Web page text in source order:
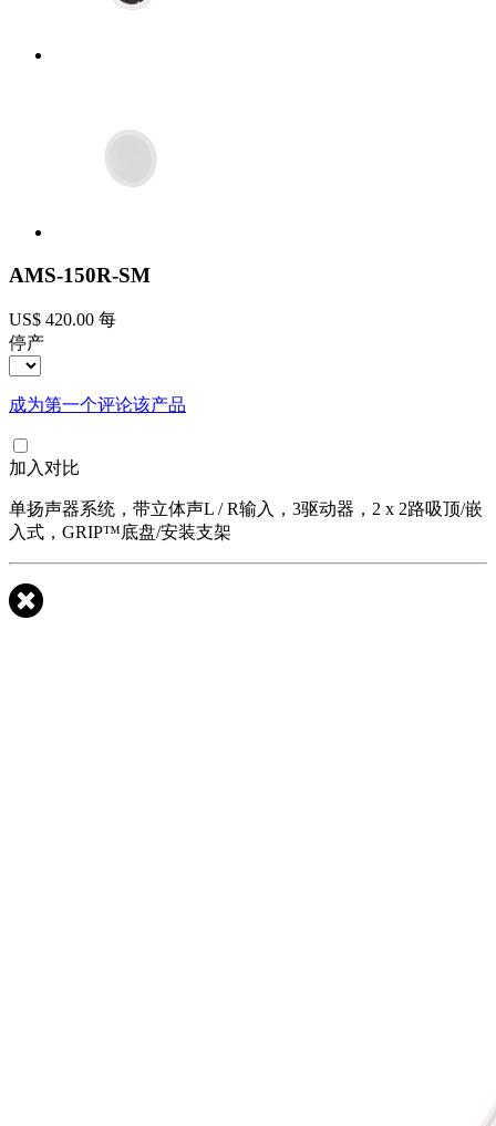
AMS-150R-SM
US$ 420.00 每
停产
成为第一个评论该产品
加入对比
单扬声器系统，带立体声L / R输入，3驱动器，2 x 2路吸顶/嵌
入式，GRIP™底盘/安装支架